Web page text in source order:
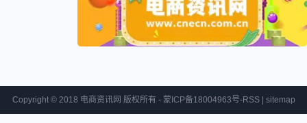
Copyright © 2018 电商资讯网 版权所有 - 蒙ICP备18004963号-RSS| sitemap